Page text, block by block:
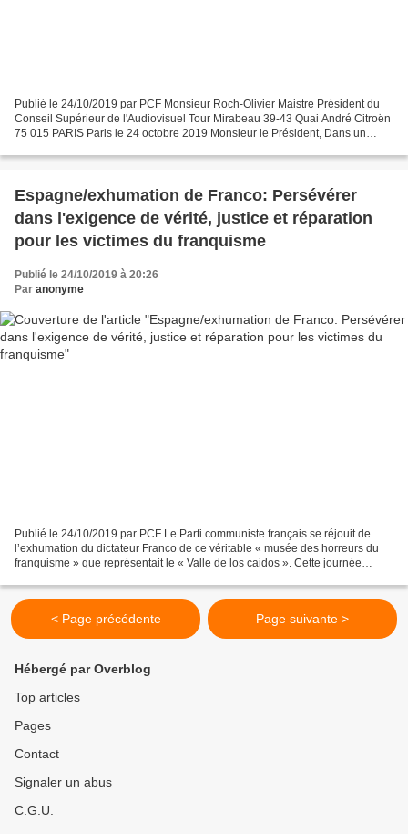
Publié le 24/10/2019 par PCF Monsieur Roch-Olivier Maistre Président du
Conseil Supérieur de l'Audiovisuel Tour Mirabeau 39-43 Quai André Citroën
75 015 PARIS Paris le 24 octobre 2019 Monsieur le Président, Dans un
Espagne/exhumation de Franco: Persévérer
dans l'exigence de vérité, justice et réparation
pour les victimes du franquisme
Publié le 24/10/2019 à 20:26
Par anonyme
Publié le 24/10/2019 par PCF Le Parti communiste français se réjouit de
l’exhumation du dictateur Franco de ce véritable « musée des horreurs du
franquisme » que représentait le « Valle de los caidos ». Cette journée
< Page précédente Page suivante >
Hébergé par Overblog
Top articles
Pages
Contact
Signaler un abus
C.G.U.